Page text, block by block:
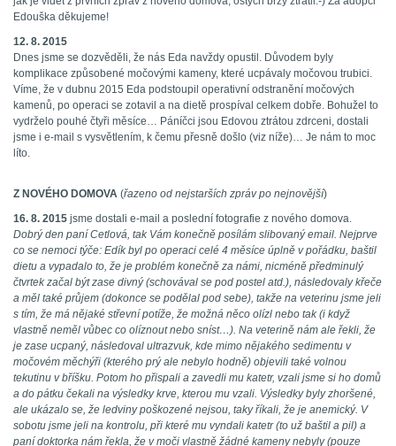
Edouška děkujeme!
12. 8. 2015
Dnes jsme se dozvěděli, že nás Eda navždy opustil. Důvodem byly
komplikace způsobené močovými kameny, které ucpávaly močovou trubici.
Víme, že v dubnu 2015 Eda podstoupil operativní odstranění močových
kamenů, po operaci se zotavil a na dietě prospíval celkem dobře. Bohužel to
vydrželo pouhé čtyři měsíce… Páníčci jsou Edovou ztrátou zdrceni, dostali
jsme i e-mail s vysvětlením, k čemu přesně došlo (viz níže)… Je nám to moc
líto.
Z NOVÉHO DOMOVA (řazeno od nejstarších zpráv po nejnovější)
16. 8. 2015 jsme dostali e-mail a poslední fotografie z nového domova.
Dobrý den paní Cetlová, tak Vám konečně posílám slibovaný email. Nejprve
co se nemoci týče: Edík byl po operaci celé 4 měsíce úplně v pořádku, baštil
dietu a vypadalo to, že je problém konečně za námi, nicméně předminulý
čtvrtek začal být zase divný (schovával se pod postel atd.), následovaly křeče
a měl také průjem (dokonce se podělal pod sebe), takže na veterinu jsme jeli
s tím, že má nějaké střevní potíže, že možná něco olízl nebo tak (i když
vlastně neměl vůbec co olíznout nebo sníst…). Na veterině nám ale řekli, že
je zase ucpaný, následoval ultrazvuk, kde mimo nějakého sedimentu v
močovém měchýři (kterého prý ale nebylo hodně) objevili také volnou
tekutinu v bříšku. Potom ho přispali a zavedli mu katetr, vzali jsme si ho domů
a do pátku čekali na výsledky krve, kterou mu vzali. Výsledky byly zhoršené,
ale ukázalo se, že ledviny poškozené nejsou, taky říkali, že je anemický. V
sobotu jsme jeli na kontrolu, při které mu vyndali katetr (to už baštil a pil) a
paní doktorka nám řekla, že v moči vlastně žádné kameny nebyly (pouze